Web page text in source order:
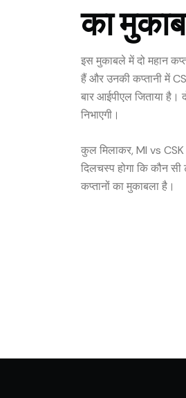
का
इस मुकाबले में दो महान
हैं और उनकी कप्तानी में
बार आईपीएल जिताया है।
निभाएगी।
कुल मिलाकर, MI vs CSK
दिलचस्प होगा कि कौन
कप्तानों का मुकाबला है।